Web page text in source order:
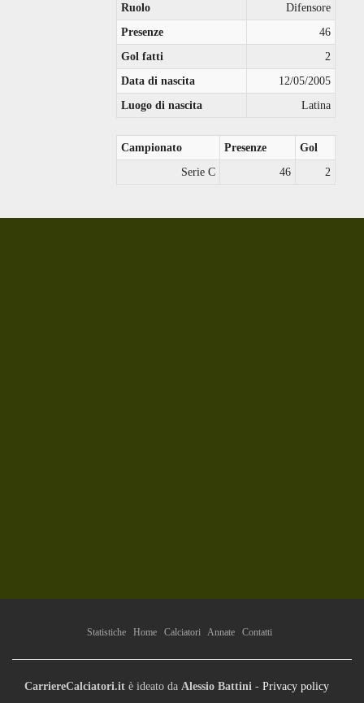
Ruolo
Difensore
Presenze
46
Gol fatti
2
Data di nascita
12/05/2005
Luogo di nascita
Latina
Campionato Presenze
Gol
Serie C
46 2
Statistiche Home Calciatori Annate Contatti
CarriereCalciatori.it è ideato da Alessio Battini - Privacy policy